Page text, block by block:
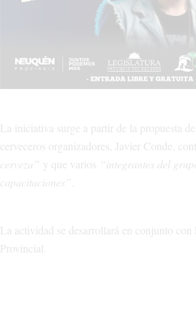
La iniciativa surge a partir de la propuesta
cerveceros organizadores, Javier Conde,
cerveza” y que varios “integrantes del
capacitaciones”
La actividad se desarrollará en conjunto
Provincial.